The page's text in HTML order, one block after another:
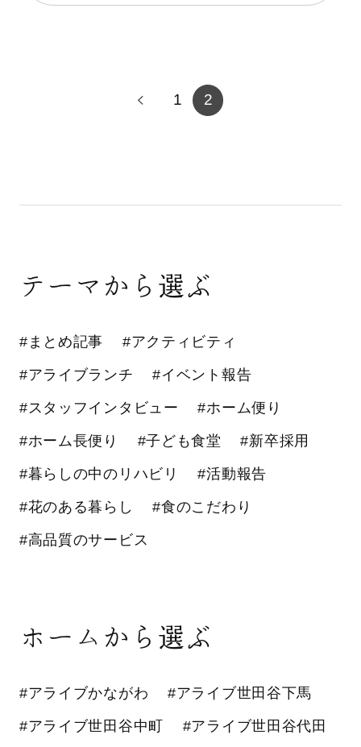
1 2
テーマから選ぶ
#まとめ記事 #アクティビティ
#アライブランチ #イベント報告
#スタッフインタビュー #ホーム便り
#ホーム長便り #子ども食堂 #新卒採用
#暮らしの中のリハビリ #活動報告
#花のある暮らし #食のこだわり
#高品質のサービス
ホームから選ぶ
#アライブかながわ #アライブ世田谷下馬
#アライブ世田谷中町 #アライブ世田谷代田